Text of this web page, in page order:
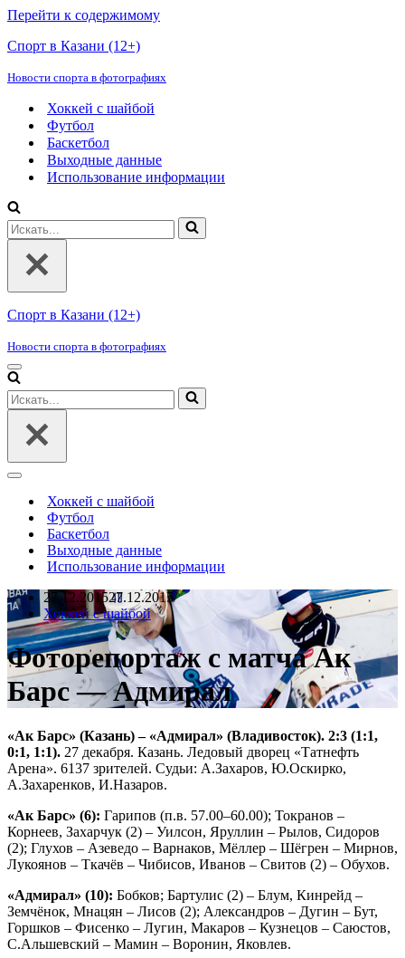
Перейти к содержимому
Спорт в Казани (12+)
Новости спорта в фотографиях
Хоккей с шайбой
Футбол
Баскетбол
Выходные данные
Использование информации
Искать...
Спорт в Казани (12+)
Новости спорта в фотографиях
Меню
навигации
Искать...
Меню
навигацииХоккей с шайбой
Футбол
Баскетбол
Выходные данные
Использование информации
27.12.201527.12.2015
Хоккей с шайбой
Фоторепортаж с матча Ак
Барс — Адмирал
«Ак Барс» (Казань) – «Адмирал» (Владивосток). 2:3 (1:1,
0:1, 1:1). 27 декабря. Казань. Ледовый дворец «Татнефть
Арена». 6137 зрителей. Судьи: А.Захаров, Ю.Оскирко,
А.Захаренков, И.Назаров.
«Ак Барс» (6): Гарипов (п.в. 57.00–60.00); Токранов –
Корнеев, Захарчук (2) – Уилсон, Яруллин – Рылов, Сидоров
(2); Глухов – Азеведо – Варнаков, Мёллер – Шёгрен – Мирнов,
Лукоянов – Ткачёв – Чибисов, Иванов – Свитов (2) – Обухов.
«Адмирал» (10): Бобков; Бартулис (2) – Блум, Кинрейд –
Земчёнок, Мнацян – Лисов (2); Александров – Дугин – Бут,
Горшков – Фисенко – Лугин, Макаров – Кузнецов – Саюстов,
С.Альшевский – Мамин – Воронин, Яковлев.